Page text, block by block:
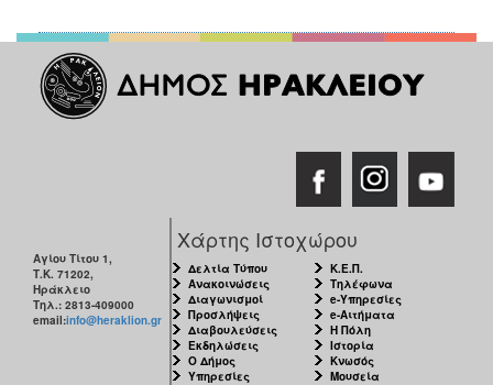
Αγίου Τίτου 1,
Τ.Κ. 71202,
Ηράκλειο
Τηλ.: 2813-409000
email:info@heraklion.gr
Χάρτης Ιστοχώρου
Δελτία Τύπου
Ανακοινώσεις
Διαγωνισμοί
Προσλήψεις
Διαβουλεύσεις
Εκδηλώσεις
Ο Δήμος
Υπηρεσίες
Κ.Ε.Π.
Τηλέφωνα
e-Υπηρεσίες
e-Αιτήματα
Η Πόλη
Ιστορία
Κνωσός
Μουσεία